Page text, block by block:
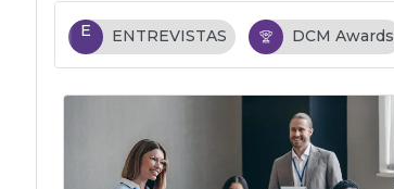
E ENTREVISTAS DCM Awards